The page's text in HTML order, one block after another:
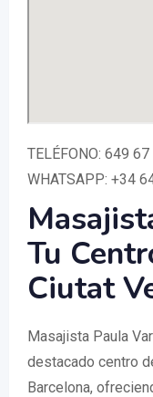
TELÉFONO: 649
WHATSAPP: +34
Tu
Ciutat
Masajista Paula
destacado centro
Barcelona,